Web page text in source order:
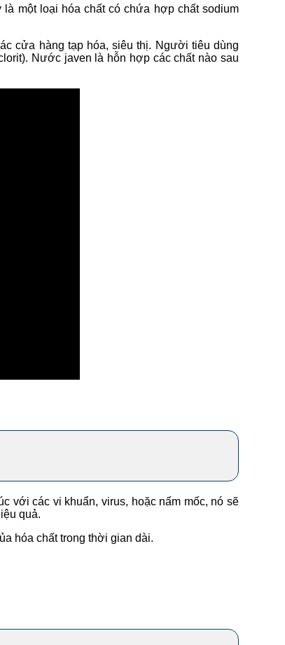
một loại hóa chất có chứa hợp chất sodium
cửa hàng tạp hóa, siêu thị. Người tiêu dùng
N ước javen là hỗn hợp các chất nào sau
với các vi khuẩn, virus, hoặc nấm mốc, nó sẽ
quả.
hóa chất trong thời gian dài.